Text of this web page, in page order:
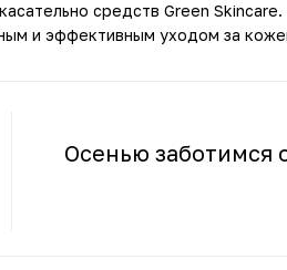
средств Green Skincare.
и эффективным уходом за
Осенью заботимся